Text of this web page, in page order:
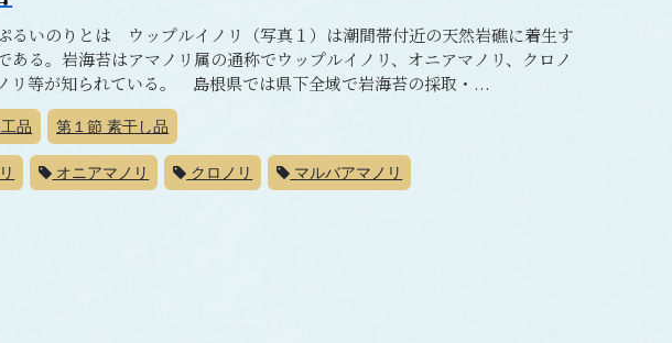
るいのりとは ウップルイノリ（写真１）は潮間帯付近の天然岩礁に着生す
ある。岩海苔はアマノリ属の通称でウップルイノリ、オニアマノリ、クロノ
リ等が知られている。 島根県では県下全域で岩海苔の採取・...
品 第１節 素干し品
オニアマノリ クロノリ マルバアマノリ